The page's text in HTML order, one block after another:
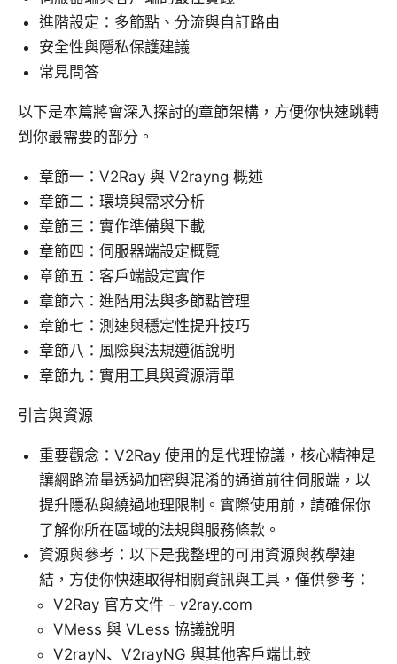
進階設定：多節點、分流與自訂路由
安全性與隱私保護建議
常見問答
以下是本篇將會深入探討的章節架構，方便你快速跳轉
到你最需要的部分。
章節一：V2Ray 與 V2rayng 概述
章節二：環境與需求分析
章節三：實作準備與下載
章節四：伺服器端設定概覽
章節五：客戶端設定實作
章節六：進階用法與多節點管理
章節七：測速與穩定性提升技巧
章節八：風險與法規遵循說明
章節九：實用工具與資源清單
引言與資源
重要觀念：V2Ray 使用的是代理協議，核心精神是
讓網路流量透過加密與混淆的通道前往伺服端，以
提升隱私與繞過地理限制。實際使用前，請確保你
了解你所在區域的法規與服務條款。
資源與參考：以下是我整理的可用資源與教學連
結，方便你快速取得相關資訊與工具，僅供參考：
V2Ray 官方文件 - v2ray.com
VMess 與 VLess 協議說明
V2rayN、V2rayNG 與其他客戶端比較